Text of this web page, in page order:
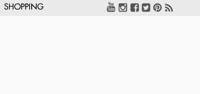
SHOPPING